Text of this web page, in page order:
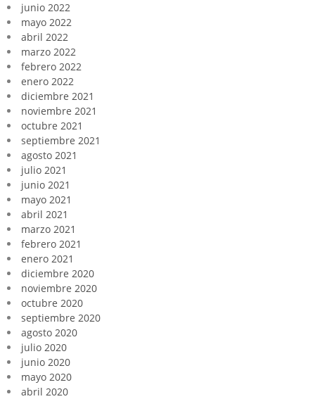
junio 2022
mayo 2022
abril 2022
marzo 2022
febrero 2022
enero 2022
diciembre 2021
noviembre 2021
octubre 2021
septiembre 2021
agosto 2021
julio 2021
junio 2021
mayo 2021
abril 2021
marzo 2021
febrero 2021
enero 2021
diciembre 2020
noviembre 2020
octubre 2020
septiembre 2020
agosto 2020
julio 2020
junio 2020
mayo 2020
abril 2020